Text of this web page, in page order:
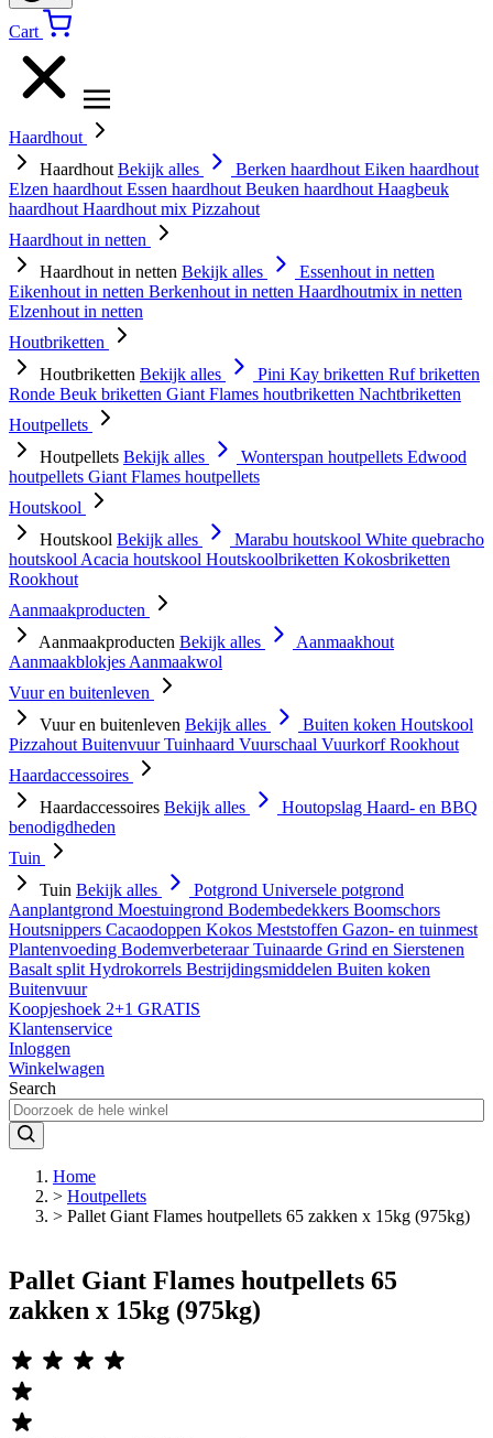
Cart
Haardhout
Haardhout Bekijk alles Berken haardhout Eiken haardhout
Elzen haardhout Essen haardhout Beuken haardhout Haagbeuk
haardhout Haardhout mix Pizzahout
Haardhout in netten
Haardhout in netten Bekijk alles
Essenhout in netten
Eikenhout in netten Berkenhout in netten Haardhoutmix in netten
Elzenhout in netten
Houtbriketten
Houtbriketten Bekijk alles Pini Kay briketten Ruf briketten
Ronde Beuk briketten Giant Flames houtbriketten Nachtbriketten
Houtpellets
Houtpellets Bekijk alles Wonterspan houtpellets Edwood
houtpellets Giant Flames houtpellets
Houtskool
Houtskool Bekijk alles Marabu houtskool White quebracho
houtskool Acacia houtskool Houtskoolbriketten Kokosbriketten
Rookhout
Aanmaakproducten
Aanmaakproducten Bekijk alles
Aanmaakhout
Aanmaakblokjes Aanmaakwol
Vuur en buitenleven
Vuur en buitenleven Bekijk alles Buiten koken Houtskool
Pizzahout BuitenvuurTuinhaard Vuurschaal VuurkorfRookhout
Haardaccessoires
Haardaccessoires Bekijk alles Houtopslag Haard- en BBQ
benodigdheden
Tuin
Tuin Bekijk alles Potgrond Universele potgrond
Aanplantgrond Moestuingrond Bodembedekkers Boomschors
Houtsnippers Cacaodoppen Kokos Meststoffen Gazon- en tuinmest
Plantenvoeding BodemverbeteraarTuinaarde Grind en Sierstenen
Basalt split Hydrokorrels Bestrijdingsmiddelen Buiten koken
Buitenvuur
Koopjeshoek 2+1 GRATIS
Klantenservice
Inloggen
Winkelwagen
Search
Home
> Houtpellets
> Pallet Giant Flames houtpellets 65 zakken x 15kg (975kg)
Pallet Giant Flames houtpellets 65
zakken x 15kg (975kg)